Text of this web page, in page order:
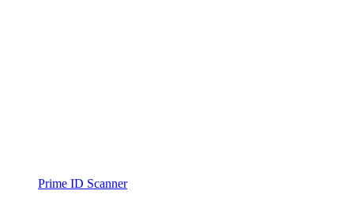
Prime ID Scanner